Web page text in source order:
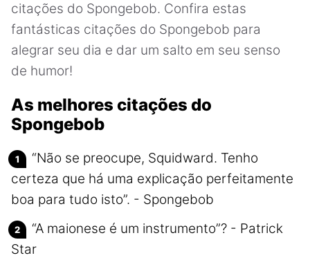
citações do Spongebob. Confira estas
fantásticas citações do Spongebob para
alegrar seu dia e dar um salto em seu senso
de humor!
As melhores citações do
Spongebob
“Não se preocupe, Squidward. Tenho
certeza que há uma explicação perfeitamente
boa para tudo isto”. - Spongebob
“A maionese é um instrumento”? - Patrick
Star